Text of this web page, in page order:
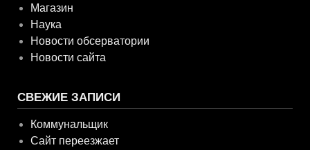
Магазин
Наука
Новости обсерватории
Новости сайта
СВЕЖИЕ ЗАПИСИ
Коммунальщик
Сайт переезжает